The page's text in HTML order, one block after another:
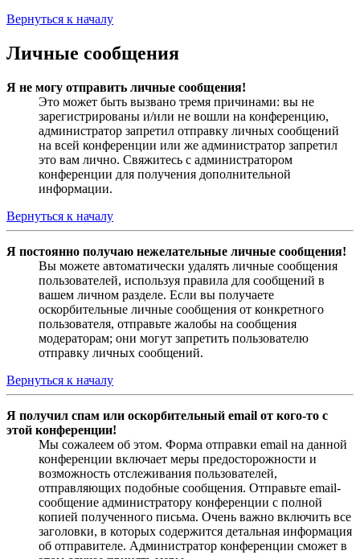
Вернуться к началу
Личные сообщения
Я не могу отправить личные сообщения!
Это может быть вызвано тремя причинами: вы не
зарегистрированы и/или не вошли на конференцию,
администратор запретил отправку личных сообщений
на всей конференции или же администратор запретил
это вам лично. Свяжитесь с администратором
конференции для получения дополнительной
информации.
Вернуться к началу
Я постоянно получаю нежелательные личные сообщения!
Вы можете автоматически удалять личные сообщения
пользователей, используя правила для сообщений в
вашем личном разделе. Если вы получаете
оскорбительные личные сообщения от конкретного
пользователя, отправьте жалобы на сообщения
модераторам; они могут запретить пользователю
отправку личных сообщений.
Вернуться к началу
Я получил спам или оскорбительный email от кого-то с
этой конференции!
Мы сожалеем об этом. Форма отправки email на данной
конференции включает меры предосторожности и
возможность отслеживания пользователей,
отправляющих подобные сообщения. Отправьте email-
сообщение администратору конференции с полной
копией полученного письма. Очень важно включить все
заголовки, в которых содержится детальная информация
об отправителе. Администратор конференции сможет в